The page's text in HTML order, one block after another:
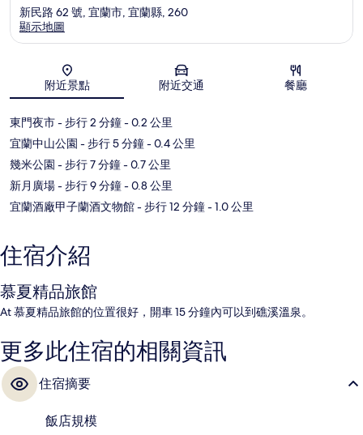
地圖
新民路 62 號, 宜蘭市, 宜蘭縣, 260
顯示地圖
附近景點 附近交通 餐廳
東門夜市- 步行 2 分鐘- 0.2 公里
宜蘭中山公園 - 步行 5 分鐘- 0.4 公里
幾米公園 - 步行 7 分鐘- 0.7 公里
新月廣場- 步行 9 分鐘- 0.8 公里
宜蘭酒廠甲子蘭酒文物館- 步行 12 分鐘- 1.0 公里
住宿介紹
慕夏精品旅館
At 慕夏精品旅館的位置很好，開車 15 分鐘內可以到礁溪溫泉。
更多此住宿的相關資訊
住宿摘要
飯店規模